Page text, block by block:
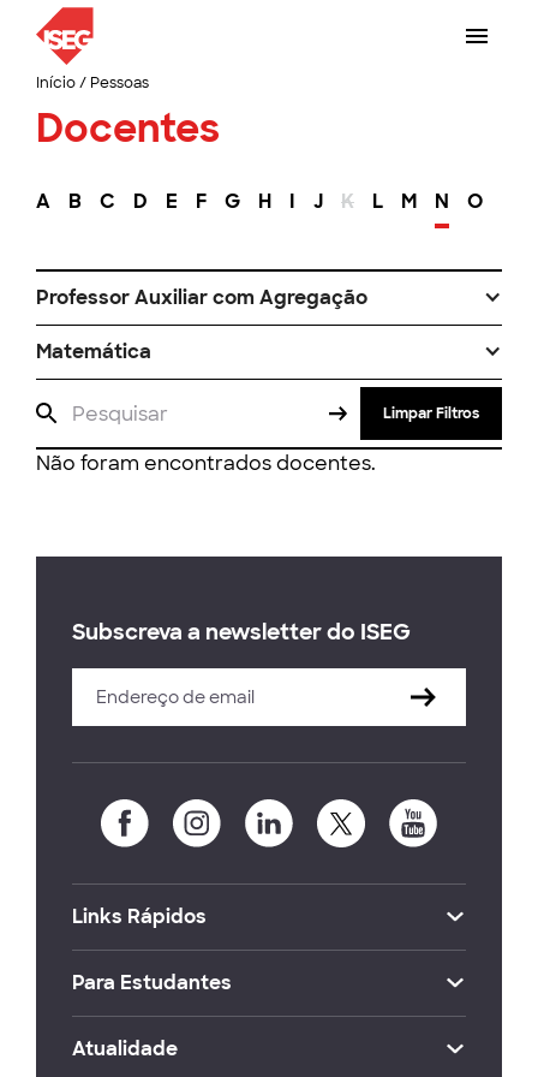
Início/ Pessoas
Docentes
A B C D E F G H I J K L M N O
Professor Auxiliar com Agregação
Matemática
Limpar Filtros
Não foram encontrados docentes.
Subscreva a newsletter do ISEG
Links Rápidos
Para Estudantes
Atualidade